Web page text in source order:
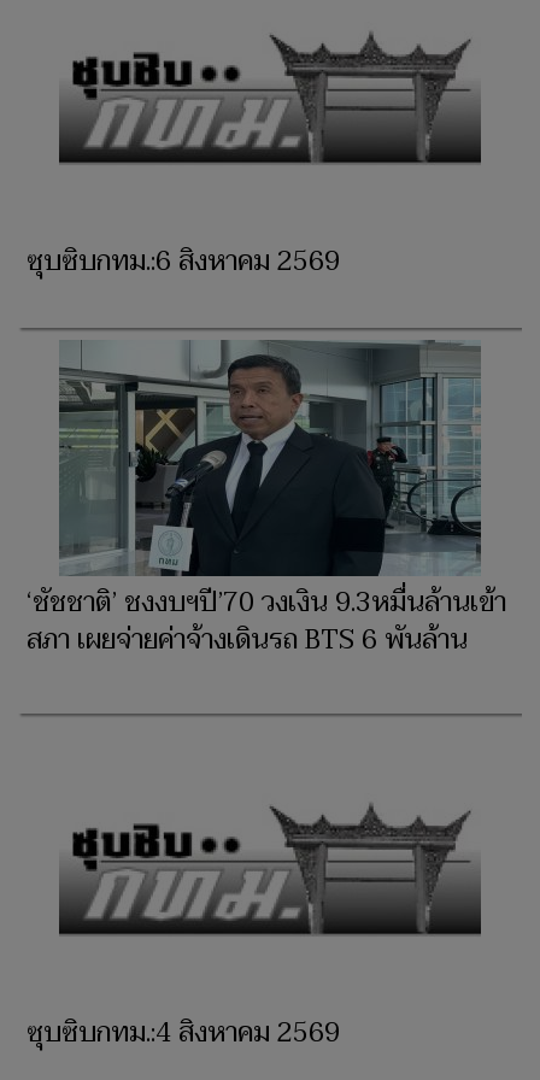
ซุบซิบกทม.:6 สิงหาคม 2569
‘ชัชชาติ’ ชงงบฯปี’70 วงเงิน 9.3หมื่นล้านเข้า
สภา เผยจ่ายค่าจ้างเดินรถ BTS 6 พันล้าน
ซุบซิบกทม.:4 สิงหาคม 2569